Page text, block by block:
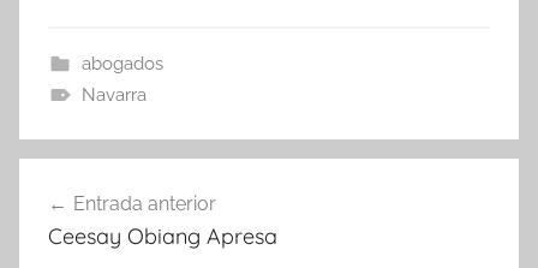
abogados
Navarra
de
Entrada anterior
Ceesay Obiang Apresa